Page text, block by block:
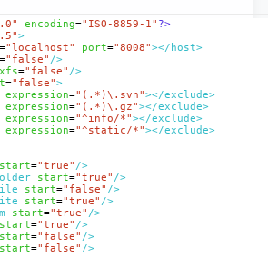
encoding="ISO-8859-1" ?>
>
="localhost" port="8008"></host>
="false" />
xfs="false" />
="false">
expression="(.*)\.svn"></exclude>
expression="(.*)\.gz"></exclude>
expression="^info/*"></exclude>
expression="^static/*"></exclude>
start="true" />
start="true" />
start="false" />
start="true" />
start="true" />
start="true" />
start="false" />
start="false" />